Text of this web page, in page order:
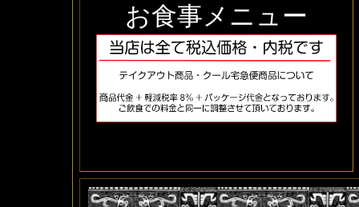
お食事メニュー